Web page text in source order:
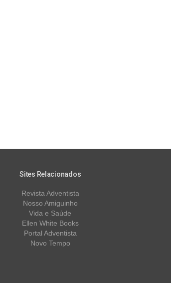
Sites Relacionados
Revista Adventista
Nosso Amiguinho
Vida e Saúde
Ellen White Books
Portal Adventista
Novo Tempo